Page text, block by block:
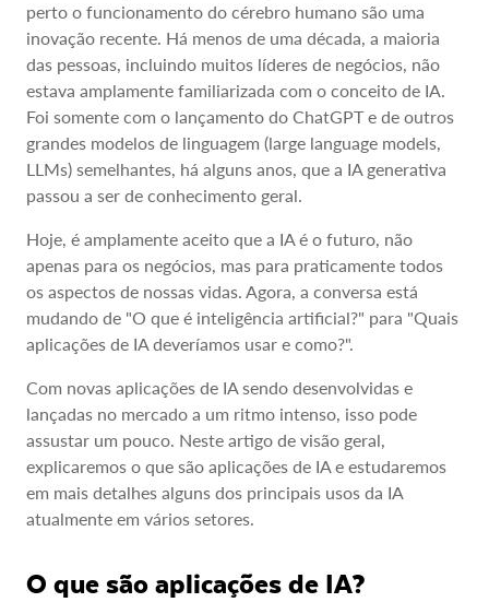
perto o funcionamento do cérebro humano são uma
inovação recente. Há menos de uma década, a maioria
das pessoas, incluindo muitos líderes de negócios, não
estava amplamente familiarizada com o conceito de IA.
Foi somente com o lançamento do ChatGPT e de outros
grandes modelos de linguagem (large language models,
LLMs) semelhantes, há alguns anos, que a IA generativa
passou a ser de conhecimento geral.
Hoje, é amplamente aceito que a IA é o futuro, não
apenas para os negócios, mas para praticamente todos
os aspectos de nossas vidas. Agora, a conversa está
mudando de "O que é inteligência artificial?" para "Quais
aplicações de IA deveríamos usar e como?".
Com novas aplicações de IA sendo desenvolvidas e
lançadas no mercado a um ritmo intenso, isso pode
assustar um pouco. Neste artigo de visão geral,
explicaremos o que são aplicações de IA e estudaremos
em mais detalhes alguns dos principais usos da IA
atualmente em vários setores.
O que são aplicações de IA?